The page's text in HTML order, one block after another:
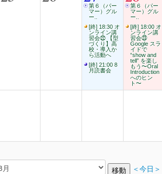
第６（パー
マー）グル
ー..
[終] 18:30 オ
ンライン講
習会㉒ 【型
づくり】高
校・導入か
ら活動へ
[終] 21:00 8
月読書会
第６（パー
マー）グル
ー..
[終] 18:00 オ
ンライン講
習会㉓
Google スラ
イドで
“show and
tell” を楽し
もう〜Oral
Introduction
へのヒン
ト〜
＜今日＞